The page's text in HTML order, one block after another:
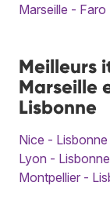
Marseille - Faro
Meilleurs
Marseille
Lisbonne
Nice - Lisbonne
Lyon - Lisbonne
Montpellier -